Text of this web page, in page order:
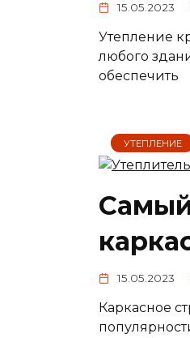
15.05.2023
Утепление
любого
обеспечить
УТЕПЛЕНИЕ
15.05.2023
Каркасное